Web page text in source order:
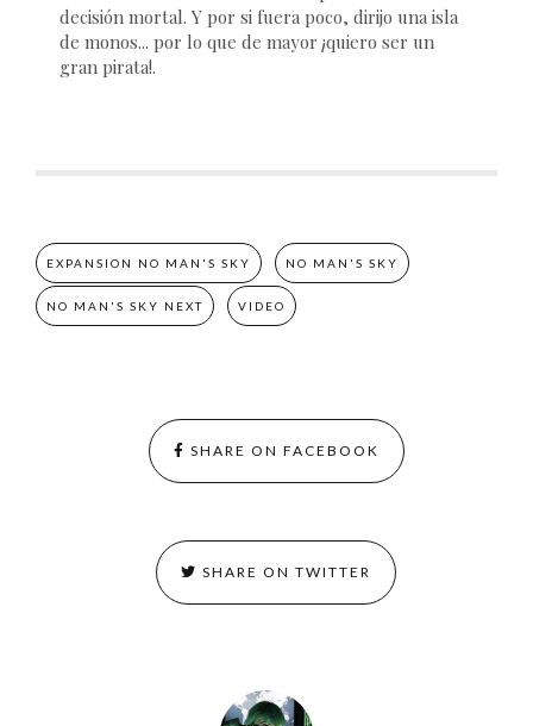
decisión mortal. Y por si fuera poco, dirijo una isla
de monos... por lo que de mayor ¡quiero ser un
gran pirata!.
EXPANSION NO MAN'S SKY NO MAN'S SKY
NO MAN'S SKY NEXT VIDEO
SHARE ON FACEBOOK
SHARE ON TWITTER